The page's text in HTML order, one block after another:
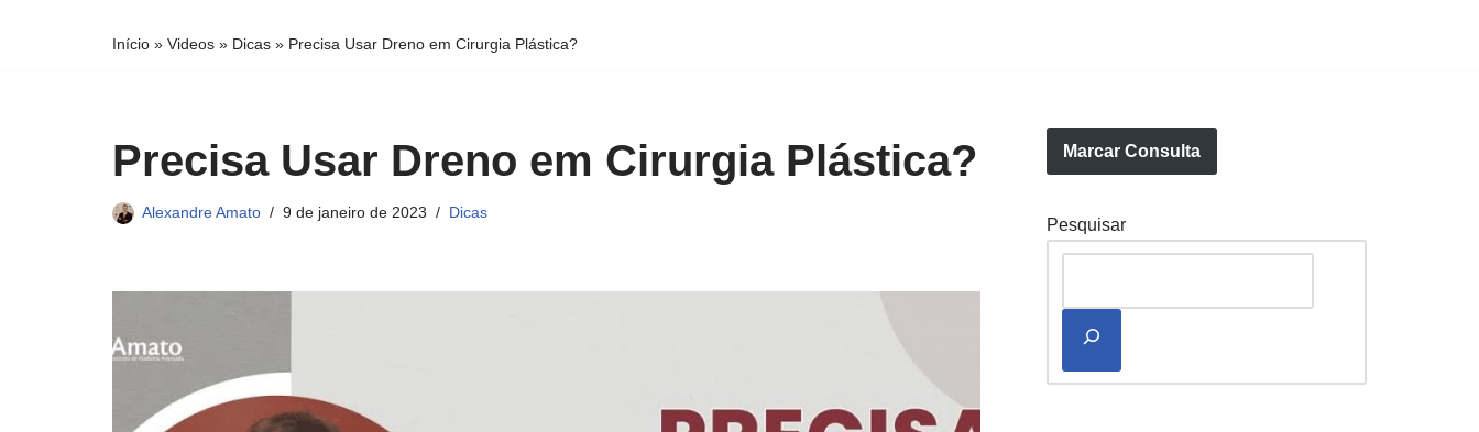
Início » Videos » Dicas » Precisa Usar Dreno em Cirurgia Plástica?
Precisa Usar Dreno em Cirurgia Plástica?
Alexandre Amato 9 de janeiro de 2023 Dicas
Marcar Consulta
Pesquisar